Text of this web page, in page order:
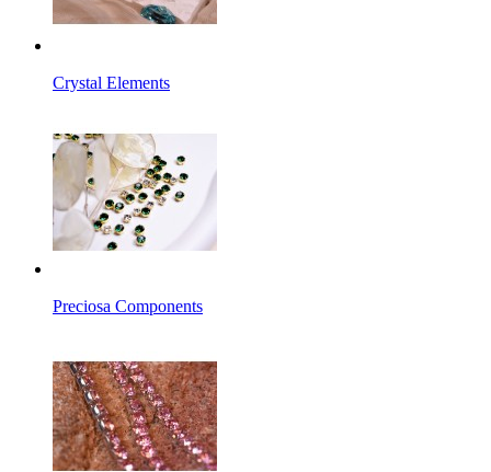
Crystal Elements
Preciosa Components